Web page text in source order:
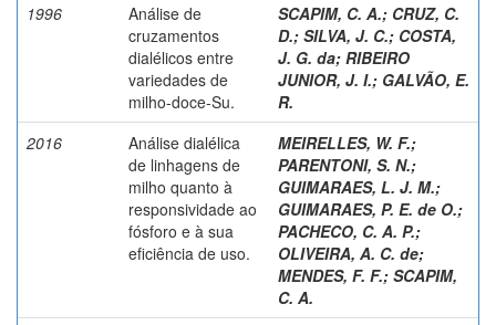
1996
Análise de
cruzamentos
dialélicos entre
variedades de
milho-doce-Su.
SCAPIM, C. A.; CRUZ, C.
D.; SILVA, J. C.; COSTA,
J. G. da; RIBEIRO
JUNIOR, J. I.; GALVÃO, E.
R.
2016
Análise dialélica
de linhagens de
milho quanto à
responsividade ao
fósforo e à sua
eficiência de uso.
MEIRELLES, W. F.;
PARENTONI, S. N.;
GUIMARAES, L. J. M.;
GUIMARAES, P. E. de O.;
PACHECO, C. A. P.;
OLIVEIRA, A. C. de;
MENDES, F. F.; SCAPIM,
C. A.